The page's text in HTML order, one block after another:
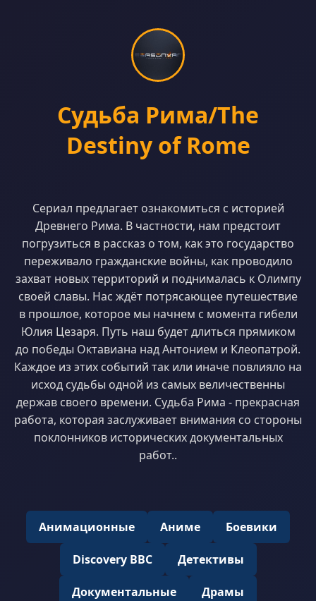
Судьба Рима/The
Destiny of Rome
Сериал предлагает ознакомиться с историей
Древнего Рима. В частности, нам предстоит
погрузиться в рассказ о том, как это государство
переживало гражданские войны, как проводило
захват новых территорий и поднималась к Олимпу
своей славы. Нас ждёт потрясающее путешествие
в прошлое, которое мы начнем с момента гибели
Юлия Цезаря. Путь наш будет длиться прямиком
до победы Октавиана над Антонием и Клеопатрой.
Каждое из этих событий так или иначе повлияло на
исход судьбы одной из самых величественны
держав своего времени. Судьба Рима - прекрасная
работа, которая заслуживает внимания со стороны
поклонников исторических документальных
работ..
Анимационные Аниме Боевики
Discovery BBC Детективы
Документальные Драмы